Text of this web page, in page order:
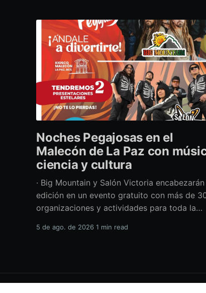
Noches Pegajosas en el
Malecón de La Paz con
ciencia y cultura
· Big Mountain y Salón Victoria encabezarán
edición en un evento gratuito con más de
organizaciones y actividades para toda la
en vivo, divulgación científica y actividades
5 de ago. de 2026 1 min read